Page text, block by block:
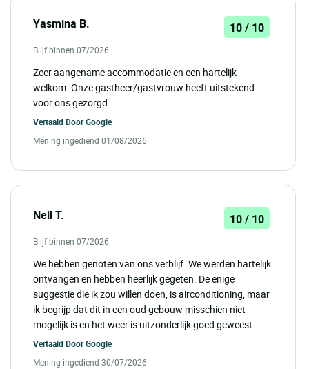
Yasmina B. 10 / 10
Blijf binnen 07/2026
Zeer aangename accommodatie en een hartelijk
welkom. Onze gastheer/gastvrouw heeft uitstekend
voor ons gezorgd.
Vertaald DoorGoogle
Mening ingediend 01/08/2026
Neil T. 10 / 10
Blijf binnen 07/2026
We hebben genoten van ons verblijf. We werden hartelijk
ontvangen en hebben heerlijk gegeten. De enige
suggestie die ik zou willen doen, is airconditioning, maar
ik begrijp dat dit in een oud gebouw misschien niet
mogelijk is en het weer is uitzonderlijk goed geweest.
Vertaald DoorGoogle
Mening ingediend 30/07/2026